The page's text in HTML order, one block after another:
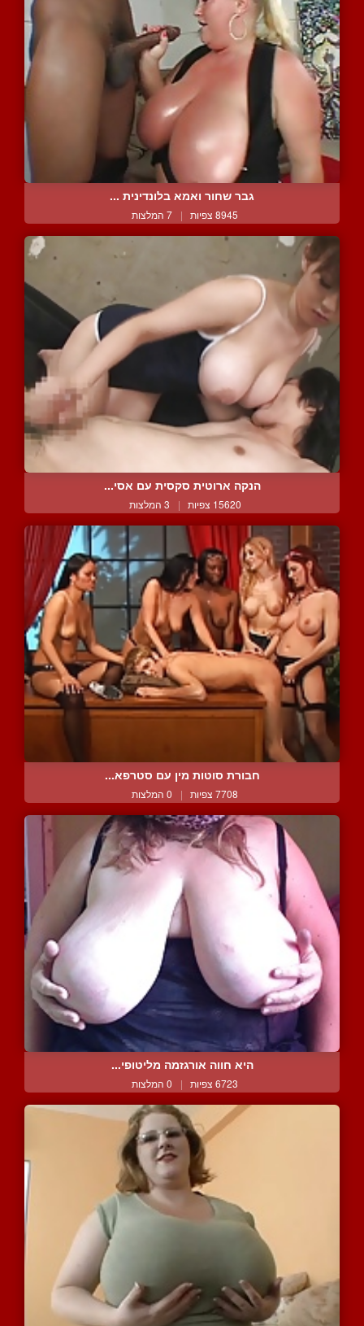
גבר שחור ואמא בלונדינית ...
8945 צפיות | 7 המלצות
הנקה ארוטית סקסית עם אסי...
15620 צפיות | 3 המלצות
חבורת סוטות מין עם סטרפא...
7708 צפיות | 0 המלצות
היא חווה אורגזמה מליטופי...
6723 צפיות | 0 המלצות